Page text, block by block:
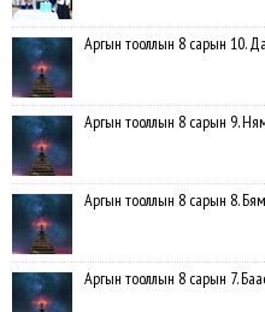
Аргын тооллын 8 сарын 10.
Аргын тооллын 8 сарын 9.
Аргын тооллын 8 сарын 8.
Аргын тооллын 8 сарын 7.